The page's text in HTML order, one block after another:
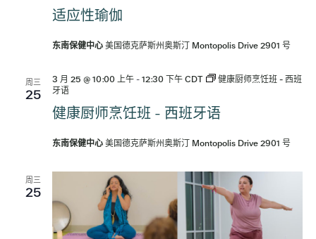
适应性瑜伽
东南保健中心美国德克萨斯州奥斯汀 Montopolis Drive 2901 号
周三
25
健康厨师烹饪班 - 西班牙语
3 月 25 @ 10:00 上午-12:30 下午 CDT
健康厨师烹饪班 - 西班
牙语
东南保健中心美国德克萨斯州奥斯汀 Montopolis Drive 2901 号
周三
25